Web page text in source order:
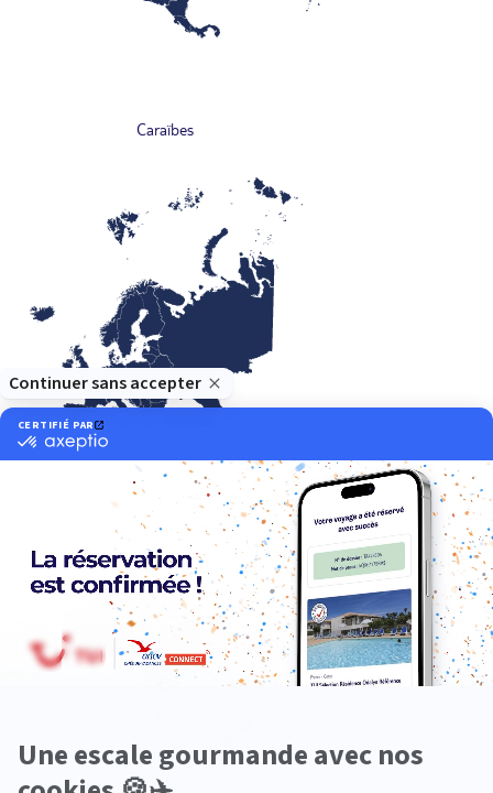
Caraïbes
Europe